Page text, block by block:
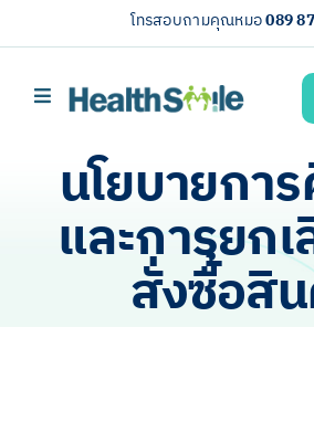
to
โทรสอบถามคุณหมอ089
Toggle
บริการของเรา (Our services)
ความรู้สุขภาพ
นโยบายกา
และการยก
สั่งซื้อสิ